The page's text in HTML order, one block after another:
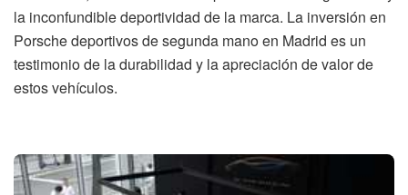
la inconfundible deportividad de la marca. La inversión en
Porsche deportivos de segunda mano en Madrid es un
testimonio de la durabilidad y la apreciación de valor de
estos vehículos.